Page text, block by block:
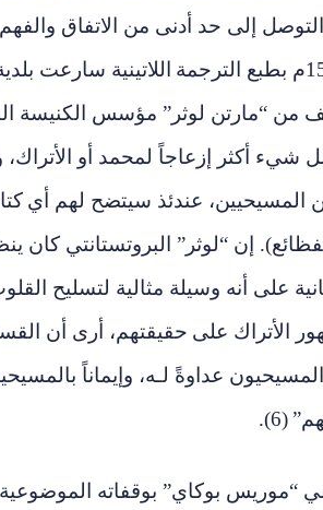
إلى حد أدنى من الاتفاق و
اللاتينية سارعت
من “مارتن لوثر” مؤسس الكنيسة
شيء أكثر إزعاجاً لمحمد أو
المسيحيين، عندئذ سيتضح لهم أي
. إن “لوثر” البروتستانتي كان
على أنه وسيلة مثالية لتسليح
الأتراك على حقيقتهم، أرى أن
عداوةً لـه، وإيماناً
(
6).
“موريس بوكاي” بوقفاته الموضوعية